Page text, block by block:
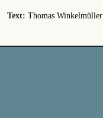
Text: Thomas Winkelmüller